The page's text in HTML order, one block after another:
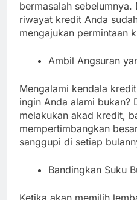
bermasalah
riwayat kredit Anda
mengajukan permintaan
Ambil Angsuran
Mengalami kendala
ingin Anda alami bukan?
melakukan akad kredit,
mempertimbangkan
sanggupi di setiap
Bandingkan Suku
Ketika akan memilih